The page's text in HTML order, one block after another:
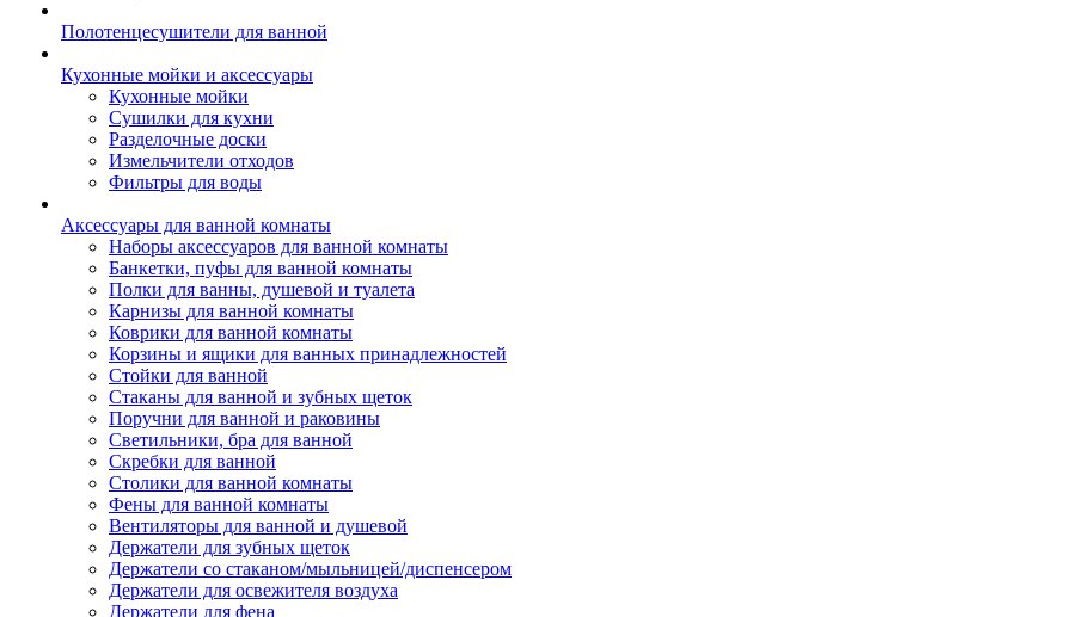
Полотенцесушители для ванной
Кухонные мойки и аксессуары
Кухонные мойки
Сушилки для кухни
Разделочные доски
Измельчители отходов
Фильтры для воды
Аксессуары для ванной комнаты
Наборы аксессуаров для ванной комнаты
Банкетки, пуфы для ванной комнаты
Полки для ванны, душевой и туалета
Карнизы для ванной комнаты
Коврики для ванной комнаты
Корзины и ящики для ванных принадлежностей
Стойки для ванной
Стаканы для ванной и зубных щеток
Поручни для ванной и раковины
Светильники, бра для ванной
Скребки для ванной
Столики для ванной комнаты
Фены для ванной комнаты
Вентиляторы для ванной и душевой
Держатели для зубных щеток
Держатели со стаканом/мыльницей/диспенсером
Держатели для освежителя воздуха
Держатели для фена